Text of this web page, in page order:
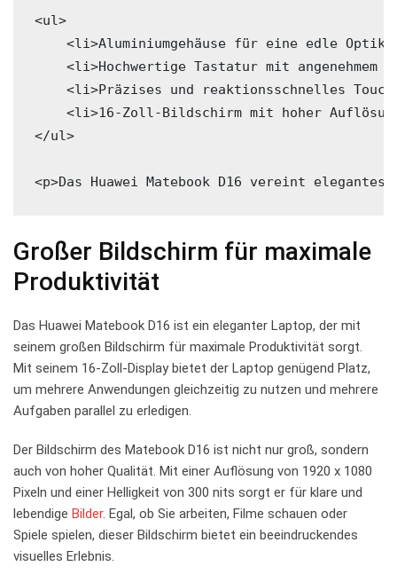
<ul>
<li>Aluminiumgehäuse für eine edle Optik
<li>Hochwertige Tastatur mit angenehmem
<li>Präzises und reaktionsschnelles
<li>16-Zoll-Bildschirm mit hoher
</ul>
<p>Das Huawei Matebook D16 vereint
Großer ‌Bildschirm für maximale
Produktivität
Das Huawei Matebook D16 ⁣ist ein eleganter Laptop,‌ der mit
seinem großen Bildschirm für maximale Produktivität sorgt.
Mit seinem 16-Zoll-Display bietet der‌ Laptop genügend Platz,
um mehrere ‍Anwendungen⁤ gleichzeitig zu nutzen und mehrere
⁢Aufgaben parallel zu erledigen.
Der Bildschirm des Matebook ⁣D16 ist​ nicht nur groß, ⁣sondern
auch ⁢von hoher Qualität.⁢ Mit⁢ einer Auflösung⁤ von 1920 x 1080
Pixeln und einer ‌Helligkeit von 300 nits sorgt er für klare und⁤
lebendige Bilder. Egal, ob Sie arbeiten, ⁤Filme ⁢schauen oder
Spiele spielen, ⁤dieser Bildschirm ‌bietet⁢ ein beeindruckendes
visuelles Erlebnis.